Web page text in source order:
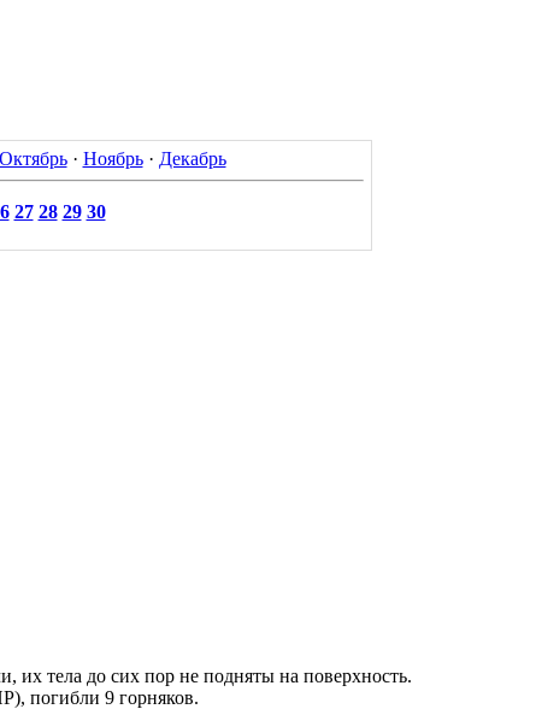
Октябрь· Ноябрь· Декабрь
27 28 29 30
их тела до сих пор не подняты на поверхность.
погибли 9 горняков.